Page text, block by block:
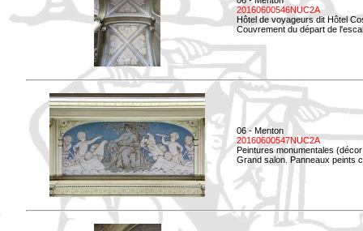
20160600546NUC2A
Hôtel de voyageurs dit Hôtel
Couvrement du départ de
06 - Menton
20160600547NUC2A
Peintures monumentales
Grand salon. Panneaux peints